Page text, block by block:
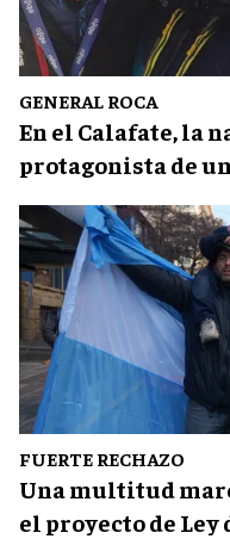
GENERAL ROCA
En el Calafate, la
protagonista de
FUERTE RECHAZO
Una multitud
el proyecto de